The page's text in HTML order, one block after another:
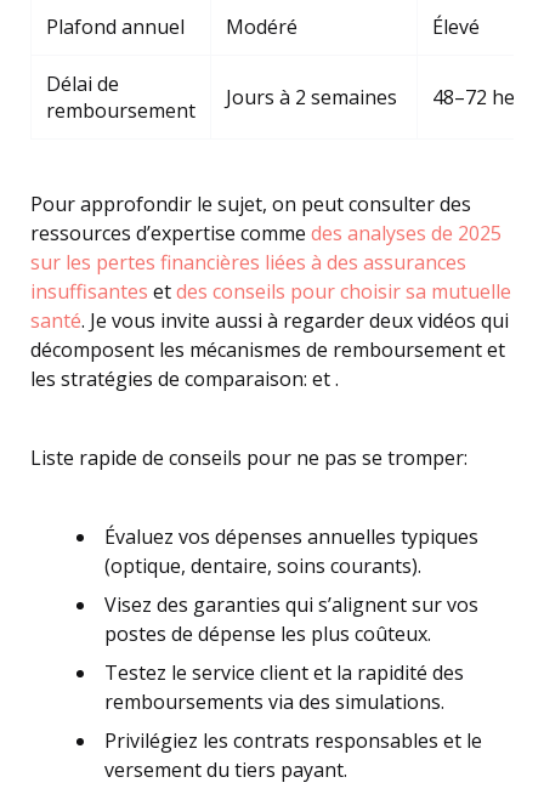
Plafond annuel Modéré Élevé
Délai de
remboursement
Jours à 2 semaines 48–72
Pour approfondir le sujet, on peut consulter des
ressources d’expertise comme des analyses de 2025
sur les pertes financières liées à des assurances
insuffisantes etdes conseils pour choisir sa mutuelle
santé. Je vous invite aussi à regarder deux vidéos qui
décomposent les mécanismes de remboursement et
les stratégies de comparaison: et .
Liste rapide de conseils pour ne pas se tromper:
Évaluez vos dépenses annuelles typiques
(optique, dentaire, soins courants).
Visez des garanties qui s’alignent sur vos
postes de dépense les plus coûteux.
Testez le service client et la rapidité des
remboursements via des simulations.
Privilégiez les contrats responsables et le
versement du tiers payant.